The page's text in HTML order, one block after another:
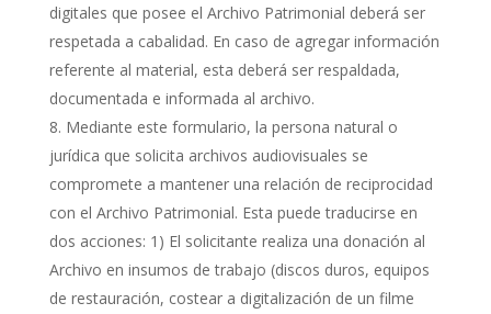
digitales que posee el Archivo Patrimonial deberá ser
respetada a cabalidad. En caso de agregar información
referente al material, esta deberá ser respaldada,
documentada e informada al archivo.
Mediante este formulario, la persona natural o
jurídica que solicita archivos audiovisuales se
compromete a mantener una relación de reciprocidad
con el Archivo Patrimonial. Esta puede traducirse en
dos acciones: 1) El solicitante realiza una donación al
Archivo en insumos de trabajo (discos duros, equipos
de restauración, costear a digitalización de un filme